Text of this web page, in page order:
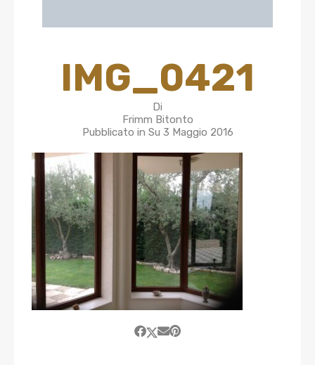
IMG_0421
Di
Frimm Bitonto
Pubblicato in Su 3 Maggio 2016